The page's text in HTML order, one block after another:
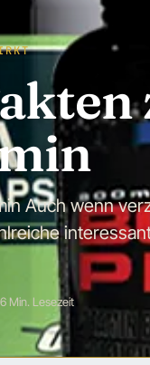
Auch wenn
6 Min. Lesezeit